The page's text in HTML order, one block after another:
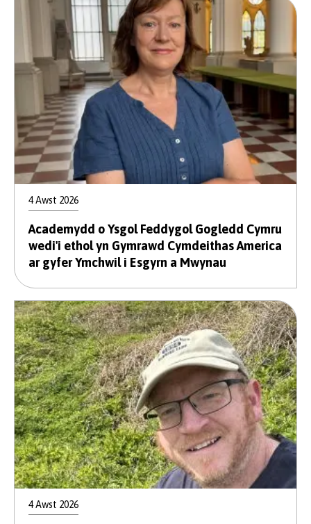
4 Awst 2026
Academydd o Ysgol Feddygol Gogledd Cymru
wedi'i ethol yn Gymrawd Cymdeithas America
ar gyfer Ymchwil i Esgyrn a Mwynau
4 Awst 2026